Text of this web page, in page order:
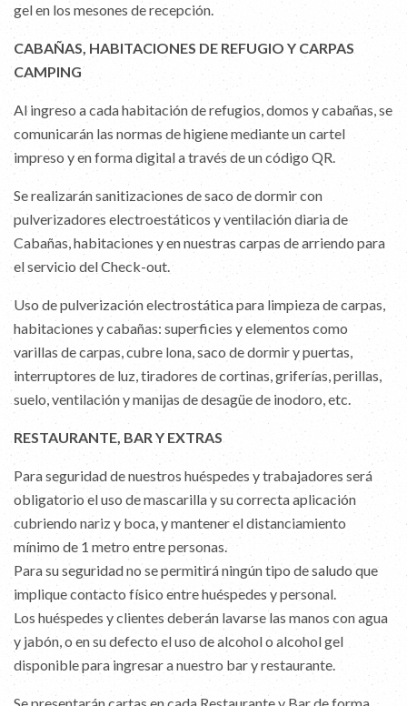
gel en los mesones de recepción.
CABAÑAS, HABITACIONES DE REFUGIO Y CARPAS
CAMPING
Al ingreso a cada habitación de refugios, domos y cabañas, se
comunicarán las normas de higiene mediante un cartel
impreso y en forma digital a través de un código QR.
Se realizarán sanitizaciones de saco de dormir con
pulverizadores electroestáticos y ventilación diaria de
Cabañas, habitaciones y en nuestras carpas de arriendo para
el servicio del Check-out.
Uso de pulverización electrostática para limpieza de carpas,
habitaciones y cabañas: superficies y elementos como
varillas de carpas, cubre lona, saco de dormir y puertas,
interruptores de luz, tiradores de cortinas, griferías, perillas,
suelo, ventilación y manijas de desagüe de inodoro, etc.
RESTAURANTE, BAR Y EXTRAS
Para seguridad de nuestros huéspedes y trabajadores será
obligatorio el uso de mascarilla y su correcta aplicación
cubriendo nariz y boca, y mantener el distanciamiento
mínimo de 1 metro entre personas.
Para su seguridad no se permitirá ningún tipo de saludo que
implique contacto físico entre huéspedes y personal.
Los huéspedes y clientes deberán lavarse las manos con agua
y jabón, o en su defecto el uso de alcohol o alcohol gel
disponible para ingresar a nuestro bar y restaurante.